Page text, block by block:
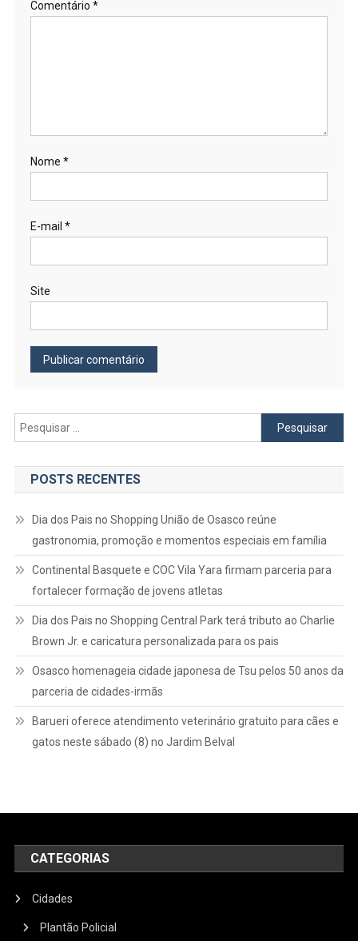
Comentário *
Nome *
E-mail *
Site
Pesquisar
por:
POSTS RECENTES
Dia dos Pais no Shopping União de Osasco reúne
gastronomia, promoção e momentos especiais em família
Continental Basquete e COC Vila Yara firmam parceria para
fortalecer formação de jovens atletas
Dia dos Pais no Shopping Central Park terá tributo ao Charlie
Brown Jr. e caricatura personalizada para os pais
Osasco homenageia cidade japonesa de Tsu pelos 50 anos da
parceria de cidades-irmãs
Barueri oferece atendimento veterinário gratuito para cães e
gatos neste sábado (8) no Jardim Belval
CATEGORIAS
Cidades
Plantão Policial